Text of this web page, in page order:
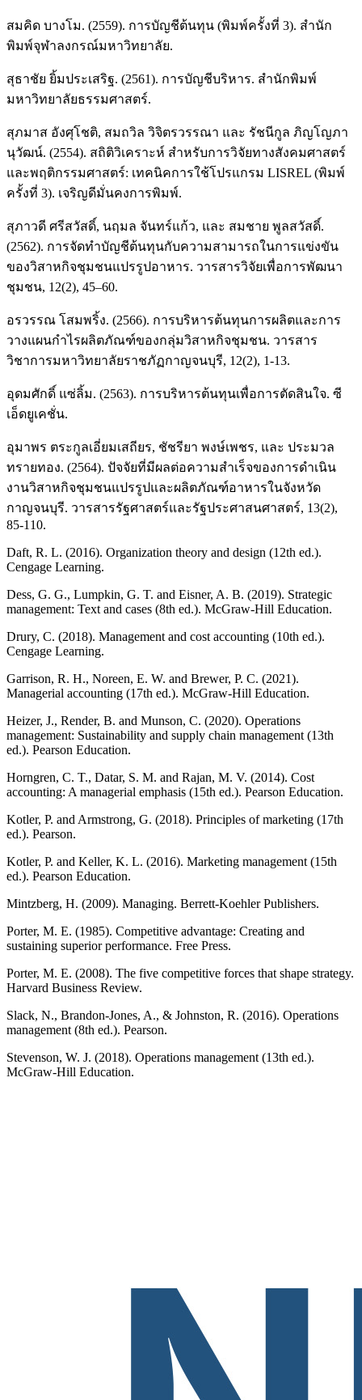
สมคิด บางโม. (2559). การบัญชีต้นทุน (พิมพ์ครั้งที่ 3). สำนัก
พิมพ์จุฬาลงกรณ์มหาวิทยาลัย.
สุธาชัย ยิ้มประเสริฐ. (2561). การบัญชีบริหาร. สำนักพิมพ์
มหาวิทยาลัยธรรมศาสตร์.
สุภมาส อังศุโชติ, สมถวิล วิจิตรวรรณา และ รัชนีกูล ภิญโญภา
นุวัฒน์. (2554). สถิติวิเคราะห์ สำหรับการวิจัยทางสังคมศาสตร์
และพฤติกรรมศาสตร์: เทคนิคการใช้โปรแกรม LISREL (พิมพ์
ครั้งที่ 3). เจริญดีมั่นคงการพิมพ์.
สุภาวดี ศรีสวัสดิ์, นฤมล จันทร์แก้ว, และ สมชาย พูลสวัสดิ์.
(2562). การจัดทำบัญชีต้นทุนกับความสามารถในการแข่งขัน
ของวิสาหกิจชุมชนแปรรูปอาหาร. วารสารวิจัยเพื่อการพัฒนา
ชุมชน, 12(2), 45–60.
อรวรรณ โสมพริ้ง. (2566). การบริหารต้นทุนการผลิตและการ
วางแผนกำไรผลิตภัณฑ์ของกลุ่มวิสาหกิจชุมชน. วารสาร
วิชาการมหาวิทยาลัยราชภัฏกาญจนบุรี, 12(2), 1-13.
อุดมศักดิ์ แซ่ลิ้ม. (2563). การบริหารต้นทุนเพื่อการตัดสินใจ. ซี
เอ็ดยูเคชั่น.
อุมาพร ตระกูลเอี่ยมเสถียร, ชัชรียา พงษ์เพชร, และ ประมวล
ทรายทอง. (2564). ปัจจัยที่มีผลต่อความสำเร็จของการดำเนิน
งานวิสาหกิจชุมชนแปรรูปและผลิตภัณฑ์อาหารในจังหวัด
กาญจนบุรี. วารสารรัฐศาสตร์และรัฐประศาสนศาสตร์, 13(2),
85-110.
Daft, R. L. (2016). Organization theory and design (12th ed.).
Cengage Learning.
Dess, G. G., Lumpkin, G. T. and Eisner, A. B. (2019). Strategic
management: Text and cases (8th ed.). McGraw-Hill Education.
Drury, C. (2018). Management and cost accounting (10th ed.).
Cengage Learning.
Garrison, R. H., Noreen, E. W. and Brewer, P. C. (2021).
Managerial accounting (17th ed.). McGraw-Hill Education.
Heizer, J., Render, B. and Munson, C. (2020). Operations
management: Sustainability and supply chain management (13th
ed.). Pearson Education.
Horngren, C. T., Datar, S. M. and Rajan, M. V. (2014). Cost
accounting: A managerial emphasis (15th ed.). Pearson Education.
Kotler, P. and Armstrong, G. (2018). Principles of marketing (17th
ed.). Pearson.
Kotler, P. and Keller, K. L. (2016). Marketing management (15th
ed.). Pearson Education.
Mintzberg, H. (2009). Managing. Berrett-Koehler Publishers.
Porter, M. E. (1985). Competitive advantage: Creating and
sustaining superior performance. Free Press.
Porter, M. E. (2008). The five competitive forces that shape strategy.
Harvard Business Review.
Slack, N., Brandon-Jones, A., & Johnston, R. (2016). Operations
management (8th ed.). Pearson.
Stevenson, W. J. (2018). Operations management (13th ed.).
McGraw-Hill Education.